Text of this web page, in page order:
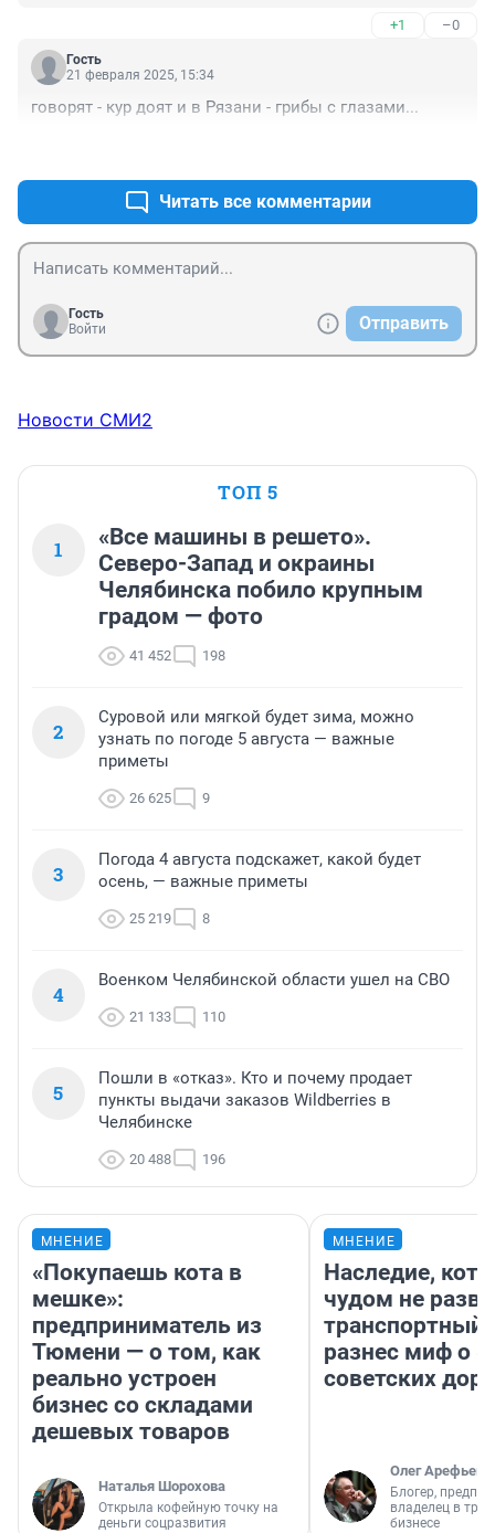
+1 –0
Гость
21 февраля 2025, 15:34
говорят - кур доят и в Рязани - грибы с глазами...
Читать все комментарии
Гость
Войти
Отправить
Новости СМИ2
ТОП 5
1
«Все машины в решето».
Северо-Запад и окраины
Челябинска побило крупным
градом — фото
41 452 198
2
Суровой или мягкой будет зима, можно
узнать по погоде 5 августа — важные
приметы
26 625 9
3
Погода 4 августа подскажет, какой будет
осень, — важные приметы
25 219 8
4
Военком Челябинской области ушел на СВО
21 133 110
5
Пошли в «отказ». Кто и почему продает
пункты выдачи заказов Wildberries в
Челябинске
20 488 196
МНЕНИЕ
«Покупаешь кота в
мешке»:
предприниматель из
Тюмени — о том, как
реально устроен
бизнес со складами
дешевых товаров
Наталья Шорохова
Открыла кофейную точку на
деньги соцразвития
МНЕНИЕ
Наследие,
чудом не
транспортный
разнес миф о
советских
Олег Арефьев
Блогер,
владелец в
бизнесе